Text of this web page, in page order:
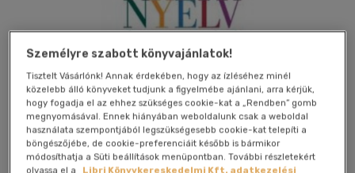
Személyre szabott könyvajánlatok!
Tisztelt Vásárlónk! Annak érdekében, hogy az ízléséhez minél
közelebb álló könyveket tudjunk a figyelmébe ajánlani, arra kérjük,
hogy fogadja el az ehhez szükséges cookie-kat a „Rendben” gomb
megnyomásával. Ennek hiányában weboldalunk csak a weboldal
használata szempontjából legszükségesebb cookie-kat telepíti a
böngészőjébe, de cookie-preferenciáit később is bármikor
módosíthatja a Süti beállítások menüpontban. További részletekért
olvassa el a
Libri Könyvkereskedelmi Kft. adatkezelési